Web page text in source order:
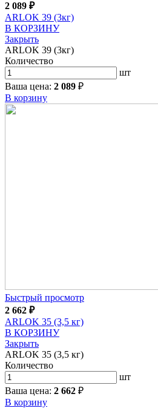
2 089 ₽
ARLOK 39 (3кг)
В КОРЗИНУ
Закрыть
ARLOK 39 (3кг)
Количество
шт
Ваша цена: 2 089 ₽
В корзину
Быстрый просмотр
2 662 ₽
ARLOK 35 (3,5 кг)
В КОРЗИНУ
Закрыть
ARLOK 35 (3,5 кг)
Количество
шт
Ваша цена: 2 662 ₽
В корзину